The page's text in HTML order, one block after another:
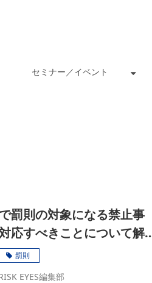
セミナー／イベント
罰則の対象になる禁止事
応すべきことについて解
罰則
EYES編集部